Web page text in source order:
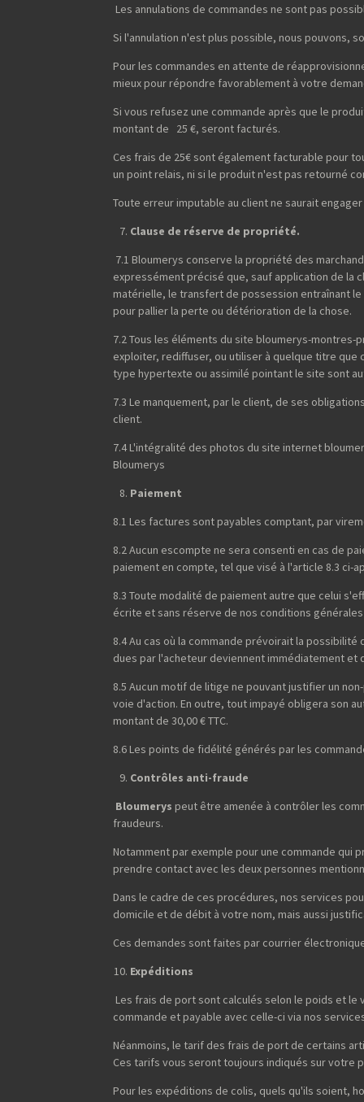
Les annulations de commandes ne sont pas
Si l'annulation n'est plus possible, nous pouvons,
Pour les commandes en attente de
mieux pour répondre favorablement à votre
Si vous refusez une commande après que le
montant de 25 €, seront facturés.
Ces frais de 25€ sont également facturable pour
un point relais, ni si le produit n'est pas retourné
Toute erreur imputable au client ne saurait
Clause de réserve de propriété.
7.1 Bloumerys conserve la propriété des
expressément précisé que, sauf application de la
matérielle, le transfert de possession entraînant
pour pallier la perte ou détérioration de la chose.
7.2 Tous les éléments du site bloumerys-
exploiter, rediffuser, ou utiliser à quelque titre
type hypertexte ou assimilé pointant le site sont
7.3 Le manquement, par le client, de ses
client.
7.4 L'intégralité des photos du site internet
Bloumerys
Paiement
8.1 Les factures sont payables comptant, par
8.2 Aucun escompte ne sera consenti en cas de
paiement en compte, tel que visé à l'article 8.3 ci-
8.3 Toute modalité de paiement autre que celui
écrite et sans réserve de nos conditions
8.4 Au cas où la commande prévoirait la
dues par l'acheteur deviennent immédiatement
8.5 Aucun motif de litige ne pouvant justifier un
voie d'action. En outre, tout impayé obligera son
montant de 30,00 € TTC.
8.6 Les points de fidélité générés par les
Contrôles anti-fraude
Bloumerys peut être amenée à contrôler les
fraudeurs.
Notamment par exemple pour une commande
prendre contact avec les deux personnes
Dans le cadre de ces procédures, nos services
domicile et de débit à votre nom, mais aussi
Ces demandes sont faites par courrier
Expéditions
Les frais de port sont calculés selon le poids et
commande et payable avec celle-ci via nos
Néanmoins, le tarif des frais de port de certains
Ces tarifs vous seront toujours indiqués sur votre
Pour les expéditions de colis, quels qu'ils soient,